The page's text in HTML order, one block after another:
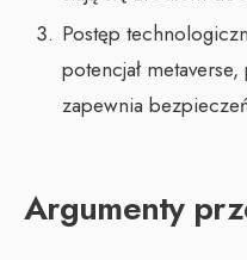
Postęp
potencjał
zapewnia
Argumenty